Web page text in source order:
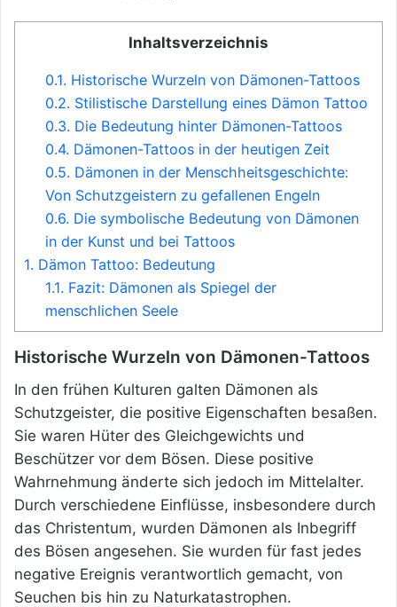
Inhaltsverzeichnis
0.1. Historische Wurzeln von Dämonen-Tattoos
0.2. Stilistische Darstellung eines Dämon Tattoo
0.3. Die Bedeutung hinter Dämonen-Tattoos
0.4. Dämonen-Tattoos in der heutigen Zeit
0.5. Dämonen in der Menschheitsgeschichte:
Von Schutzgeistern zu gefallenen Engeln
0.6. Die symbolische Bedeutung von Dämonen
in der Kunst und bei Tattoos
1. Dämon Tattoo: Bedeutung
1.1. Fazit: Dämonen als Spiegel der
menschlichen Seele
Historische Wurzeln von Dämonen-Tattoos
In den frühen Kulturen galten Dämonen als
Schutzgeister, die positive Eigenschaften besaßen.
Sie waren Hüter des Gleichgewichts und
Beschützer vor dem Bösen. Diese positive
Wahrnehmung änderte sich jedoch im Mittelalter.
Durch verschiedene Einflüsse, insbesondere durch
das Christentum, wurden Dämonen als Inbegriff
des Bösen angesehen. Sie wurden für fast jedes
negative Ereignis verantwortlich gemacht, von
Seuchen bis hin zu Naturkatastrophen.